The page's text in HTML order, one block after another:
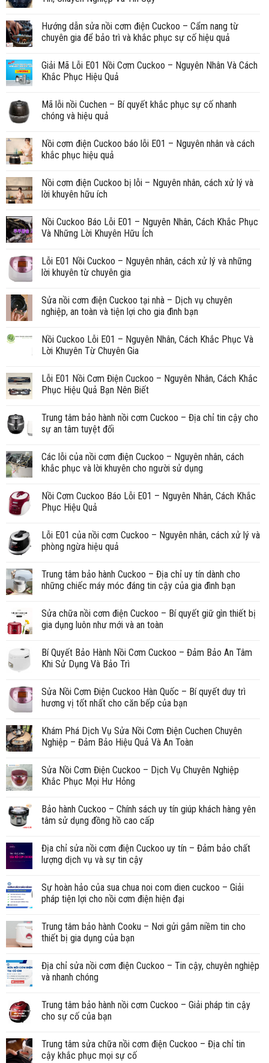
Hướng dẫn sửa nồi cơm điện Cuckoo – Cẩm nang từ
chuyên gia để bảo trì và khắc phục sự cố hiệu quả
Giải Mã Lỗi E01 Nồi Cơm Cuckoo – Nguyên Nhân Và Cách
Khắc Phục Hiệu Quả
Mã lỗi nồi Cuchen – Bí quyết khắc phục sự cố nhanh
chóng và hiệu quả
Nồi cơm điện Cuckoo báo lỗi E01 – Nguyên nhân và cách
khắc phục hiệu quả
Nồi cơm điện Cuckoo bị lỗi – Nguyên nhân, cách xử lý và
lời khuyên hữu ích
Nồi Cuckoo Báo Lỗi E01 – Nguyên Nhân, Cách Khắc Phục
Và Những Lời Khuyên Hữu Ích
Lỗi E01 Nồi Cuckoo – Nguyên nhân, cách xử lý và những
lời khuyên từ chuyên gia
Sửa nồi cơm điện Cuckoo tại nhà – Dịch vụ chuyên
nghiệp, an toàn và tiện lợi cho gia đình bạn
Nồi Cuckoo Lỗi E01 – Nguyên Nhân, Cách Khắc Phục Và
Lời Khuyên Từ Chuyên Gia
Lỗi E01 Nồi Cơm Điện Cuckoo – Nguyên Nhân, Cách Khắc
Phục Hiệu Quả Bạn Nên Biết
Trung tâm bảo hành nồi cơm Cuckoo – Địa chỉ tin cậy cho
sự an tâm tuyệt đối
Các lỗi của nồi cơm điện Cuckoo – Nguyên nhân, cách
khắc phục và lời khuyên cho người sử dụng
Nồi Cơm Cuckoo Báo Lỗi E01 – Nguyên Nhân, Cách Khắc
Phục Hiệu Quả
Lỗi E01 của nồi cơm Cuckoo – Nguyên nhân, cách xử lý và
phòng ngừa hiệu quả
Trung tâm bảo hành Cuckoo – Địa chỉ uy tín dành cho
những chiếc máy móc đáng tin cậy của gia đình bạn
Sửa chữa nồi cơm điện Cuckoo – Bí quyết giữ gìn thiết bị
gia dụng luôn như mới và an toàn
Bí Quyết Bảo Hành Nồi Cơm Cuckoo – Đảm Bảo An Tâm
Khi Sử Dụng Và Bảo Trì
Sửa Nồi Cơm Điện Cuckoo Hàn Quốc – Bí quyết duy trì
hương vị tốt nhất cho căn bếp của bạn
Khám Phá Dịch Vụ Sửa Nồi Cơm Điện Cuchen Chuyên
Nghiệp – Đảm Bảo Hiệu Quả Và An Toàn
Sửa Nồi Cơm Điện Cuckoo – Dịch Vụ Chuyên Nghiệp
Khắc Phục Mọi Hư Hỏng
Bảo hành Cuckoo – Chính sách uy tín giúp khách hàng yên
tâm sử dụng đồng hồ cao cấp
Địa chỉ sửa nồi cơm điện Cuckoo uy tín – Đảm bảo chất
lượng dịch vụ và sự tin cậy
Sự hoàn hảo của sua chua noi com dien cuckoo – Giải
pháp tiện lợi cho nồi cơm điện hiện đại
Trung tâm bảo hành Cooku – Nơi gửi gắm niềm tin cho
thiết bị gia dụng của bạn
Địa chỉ sửa nồi cơm điện Cuckoo – Tin cậy, chuyên nghiệp
và nhanh chóng
Trung tâm bảo hành nồi cơm Cuckoo – Giải pháp tin cậy
cho sự cố của bạn
Trung tâm sửa chữa nồi cơm điện Cuckoo – Địa chỉ tin
cậy khắc phục mọi sự cố